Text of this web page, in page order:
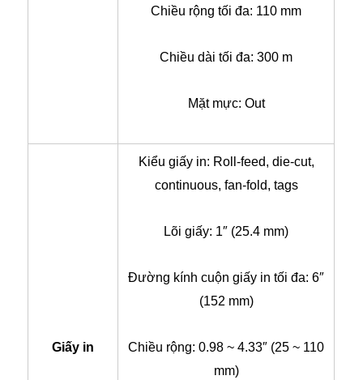
Chiều rộng tối đa: 110 mm
Chiều dài tối đa: 300 m
Mặt mực: Out
Giấy in
Kiểu giấy in: Roll-feed, die-cut,
continuous, fan-fold, tags
Lõi giấy: 1″ (25.4 mm)
Đường kính cuộn giấy in tối đa: 6″
(152 mm)
Chiều rộng: 0.98 ~ 4.33″ (25 ~ 110
mm)